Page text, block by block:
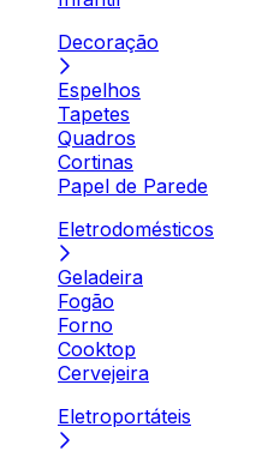
Decoração
Espelhos
Tapetes
Quadros
Cortinas
Papel de Parede
Eletrodomésticos
Geladeira
Fogão
Forno
Cooktop
Cervejeira
Eletroportáteis